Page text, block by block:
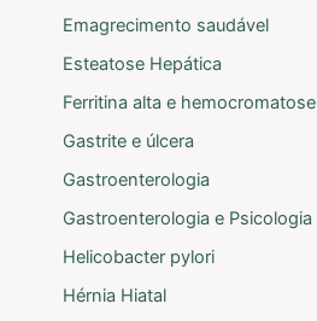
Emagrecimento saudável
Esteatose Hepática
Ferritina alta e hemocromatose
Gastrite e úlcera
Gastroenterologia
Gastroenterologia e Psicologia
Helicobacter pylori
Hérnia Hiatal